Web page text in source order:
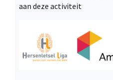
aan deze activiteit